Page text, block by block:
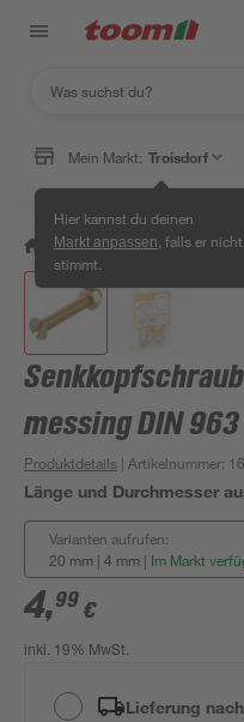
Mein Markt: Troisdorf
Hier kannst du deinen
Markt anpassen , falls er nicht
stimmt.
/ Werkstatt & Maschinen /
messing DIN 963
Produktdetails | Artikelnummer:
Länge und Durchmesser
Varianten aufrufen:
20 mm | 4 mm | Im Markt
4,99 €
inkl. 19% MwSt.
Lieferung